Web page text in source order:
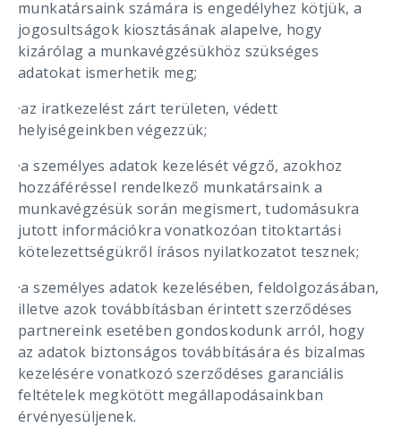
munkatársaink számára is engedélyhez kötjük, a
jogosultságok kiosztásának alapelve, hogy
kizárólag a munkavégzésükhöz szükséges
adatokat ismerhetik meg;
·az iratkezelést zárt területen, védett
helyiségeinkben végezzük;
·a személyes adatok kezelését végző, azokhoz
hozzáféréssel rendelkező munkatársaink a
munkavégzésük során megismert, tudomásukra
jutott információkra vonatkozóan titoktartási
kötelezettségükről írásos nyilatkozatot tesznek;
·a személyes adatok kezelésében, feldolgozásában,
illetve azok továbbításban érintett szerződéses
partnereink esetében gondoskodunk arról, hogy
az adatok biztonságos továbbítására és bizalmas
kezelésére vonatkozó szerződéses garanciális
feltételek megkötött megállapodásainkban
érvényesüljenek.